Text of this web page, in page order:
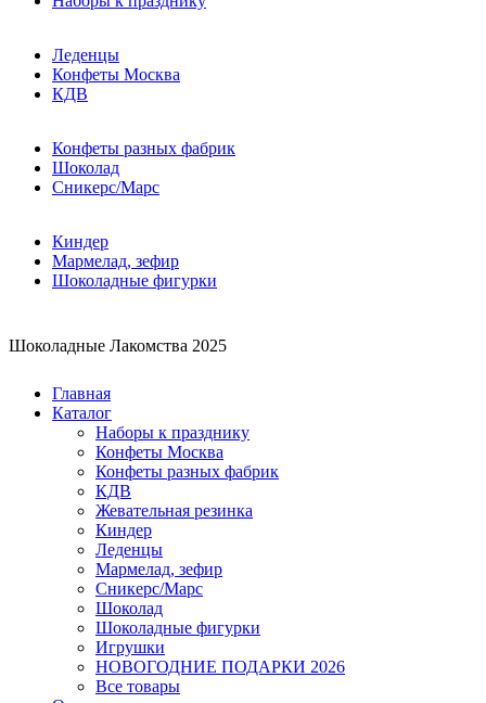
Леденцы
Конфеты Москва
КДВ
Конфеты разных фабрик
Шоколад
Сникерс/Марс
Киндер
Мармелад, зефир
Шоколадные фигурки
Шоколадные Лакомства 2025
Главная
Каталог
Наборы к празднику
Конфеты Москва
Конфеты разных фабрик
КДВ
Жевательная резинка
Киндер
Леденцы
Мармелад, зефир
Сникерс/Марс
Шоколад
Шоколадные фигурки
Игрушки
НОВОГОДНИЕ ПОДАРКИ 2026
Все товары